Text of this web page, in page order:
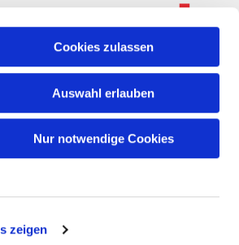
zeigen
Cookies zulassen
Auswahl erlauben
Nur notwendige Cookies